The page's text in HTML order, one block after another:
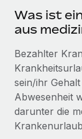
MCP
Tools
Frag
Plattform
Partner
Entdecke
Beratung
Bibliothek
Events
Newsroom
한국어
中文（简体）
Was ist
aus
Bezahlter
sein/ihr
Abwesenheit
darunter die